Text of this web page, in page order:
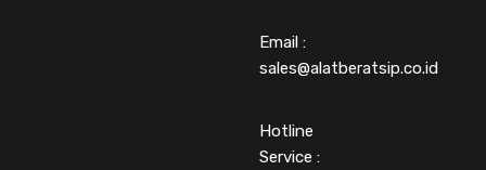
Email :
sales@alatberatsip.co.id
Hotline
Service :